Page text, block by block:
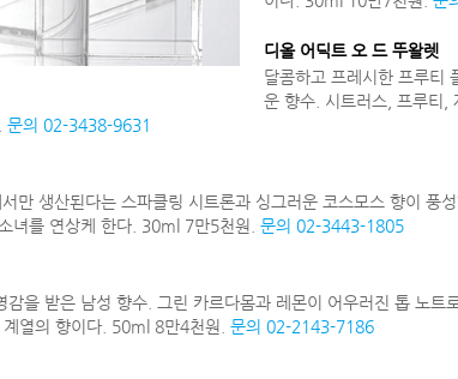
디올 어딕트 오 드 뚜왈렛
달콤하고 프레시한 프루티
운 향수. 시트러스, 프루티,
문의 02-3438-9631
만 생산된다는 스파클링 시트론과 싱그러운 코스모스 향이 풍
녀를 연상케 한다. 30ml 7만5천원. 문의 02-3443-1805
을 받은 남성 향수. 그린 카르다몸과 레몬이 어우러진 톱 노트
열의 향이다. 50ml 8만4천원. 문의 02-2143-7186